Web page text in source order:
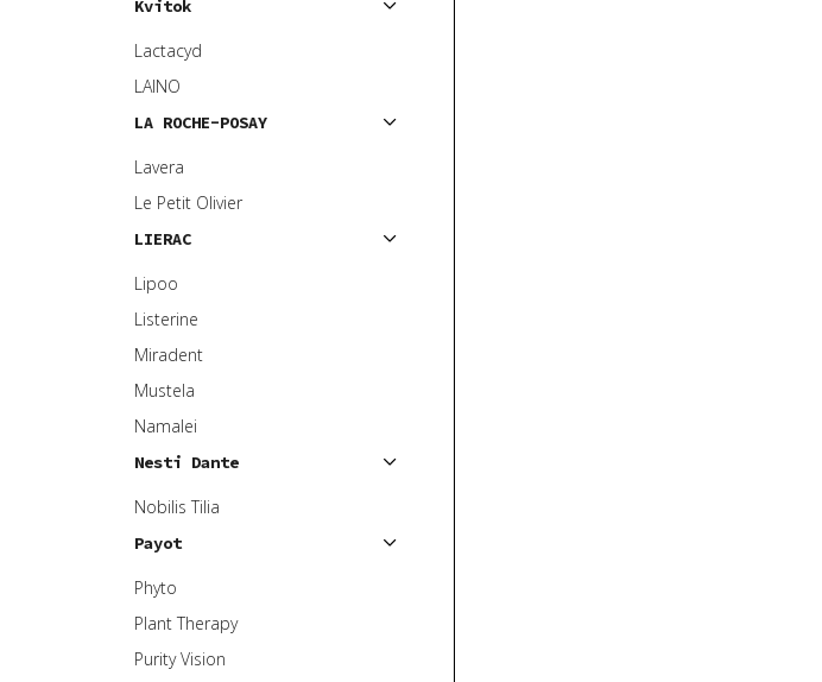
Kvitok
Lactacyd
LAINO
LA ROCHE-POSAY
Lavera
Le Petit Olivier
LIERAC
Lipoo
Listerine
Miradent
Mustela
Namalei
Nesti Dante
Nobilis Tilia
Payot
Phyto
Plant Therapy
Purity Vision